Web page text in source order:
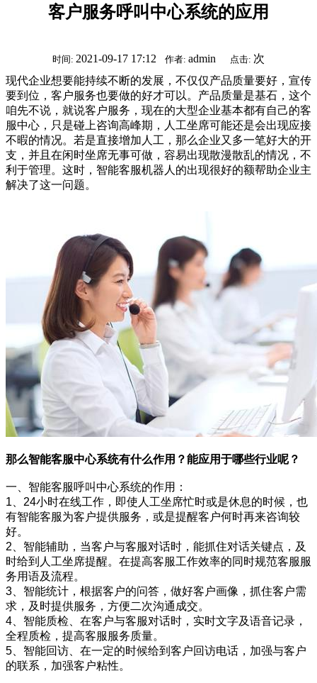
客户服务呼叫中心系统的应用
时间: 2021-09-17 17:12 作者: admin 点击: 次
现代企业想要能持续不断的发展，不仅仅产品质量要好，宣传
要到位，客户服务也要做的好才可以。产品质量是基石，这个
咱先不说，就说客户服务，现在的大型企业基本都有自己的客
服中心，只是碰上咨询高峰期，人工坐席可能还是会出现应接
不暇的情况。若是直接增加人工，那么企业又多一笔好大的开
支，并且在闲时坐席无事可做，容易出现散漫散乱的情况，不
利于管理。这时，智能客服机器人的出现很好的额帮助企业主
解决了这一问题。
那么智能客服中心系统有什么作用？能应用于哪些行业呢？
一、智能客服呼叫中心系统的作用：
1、24小时在线工作，即使人工坐席忙时或是休息的时候，也
有智能客服为客户提供服务，或是提醒客户何时再来咨询较
好。
2、智能辅助，当客户与客服对话时，能抓住对话关键点，及
时给到人工坐席提醒。在提高客服工作效率的同时规范客服服
务用语及流程。
3、智能统计，根据客户的问答，做好客户画像，抓住客户需
求，及时提供服务，方便二次沟通成交。
4、智能质检、在客户与客服对话时，实时文字及语音记录，
全程质检，提高客服服务质量。
5、智能回访、在一定的时候给到客户回访电话，加强与客户
的联系，加强客户粘性。